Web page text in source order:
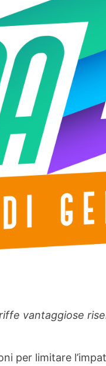
vantaggiose
per limitare